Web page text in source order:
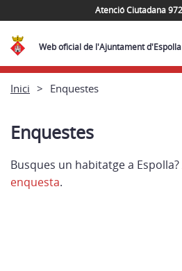
Atenció Ciutadana
Web oficial de l'Ajuntament d'Espolla
Inici Enquestes
Enquestes
Busques un habitatge a Espolla?
enquesta.